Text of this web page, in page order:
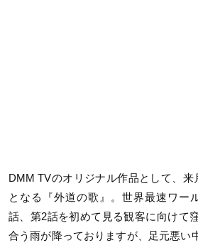
DMM TVのオリジナル作品として、
となる『外道の歌』。世界最速ワー
話、第2話を初めて見る観客に向けて
合う雨が降っておりますが、足元悪い